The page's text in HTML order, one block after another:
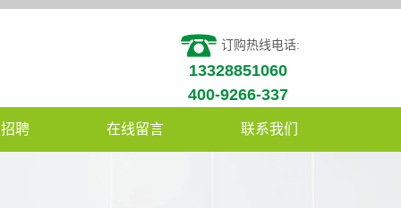
订购热线电话:
13328851060
400-9266-337
聘 在线留言 联系我们